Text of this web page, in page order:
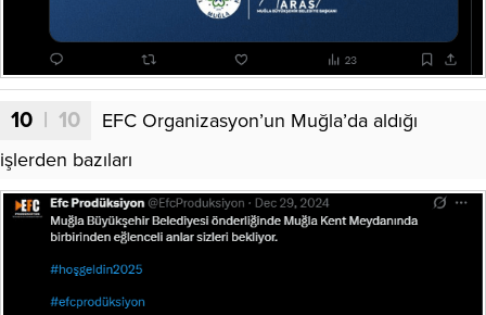
10 | 10
EFC Organizasyon’un Muğla’da aldığı
işlerden bazıları